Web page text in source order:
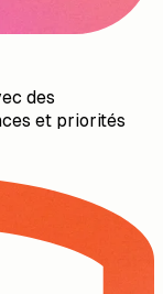
des
et priorités